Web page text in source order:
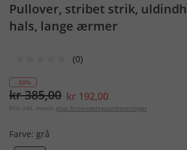
Pullover, stribet strik,
hals, lange ærmer
(0)
- 50%
kr 385,00 kr 192,00
Pris inkl. moms plus forsendelsesomkostninger
Farve: grå